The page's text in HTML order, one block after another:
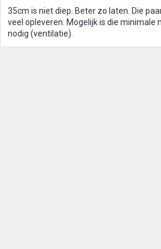
35cm is niet diep. Beter zo laten. Die
veel opleveren. Mogelijk is die minimale
nodig (ventilatie).